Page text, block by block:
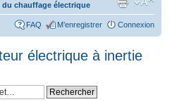
du chauffage électrique
FAQ M’enregistrer Connexion
électrique à inertie